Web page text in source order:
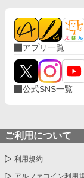
アプリ一覧
公式SNS一覧
ご利用について
利用規約
アルファコイン利用